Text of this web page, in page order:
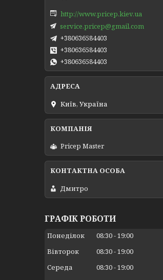
http://www.pricep.kiev.ua
service.pricep@gmail.com
+380636584403
+380636584403
+380636584403
Київ, Україна
Pricep Master
Дмитро
ГРАФІК РОБОТИ
Понеділок 08:30 19:00
Вівторок
08:30 19:00
Середа
08:30 19:00